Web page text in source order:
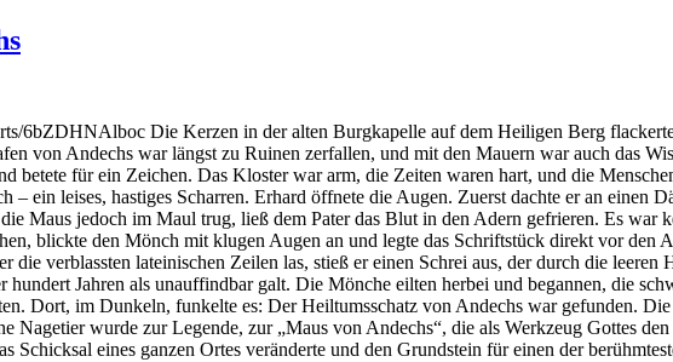
6bZDHNAlboc Die Kerzen in der alten Burgkapelle auf dem Heiligen Berg
von Andechs war längst zu Ruinen zerfallen, und mit den Mauern war auch das
betete für ein Zeichen. Das Kloster war arm, die Zeiten waren hart, und die
ein leises, hastiges Scharren. Erhard öffnete die Augen. Zuerst dachte er an einen
Maus jedoch im Maul trug, ließ dem Pater das Blut in den Adern gefrieren. Es war
blickte den Mönch mit klugen Augen an und legte das Schriftstück direkt vor den
verblassten lateinischen Zeilen las, stieß er einen Schrei aus, der durch die
Jahren als unauffindbar galt. Die Mönche eilten herbei und begannen, die
Dort, im Dunkeln, funkelte es: Der Heiltumsschatz von Andechs war gefunden.
wurde zur Legende, zur „Maus von Andechs“, die als Werkzeug Gottes
eines ganzen Ortes veränderte und den Grundstein für einen der